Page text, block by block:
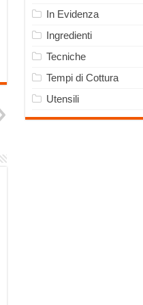
In Evidenza
Ingredienti
Tecniche
Tempi di Cottura
Utensili